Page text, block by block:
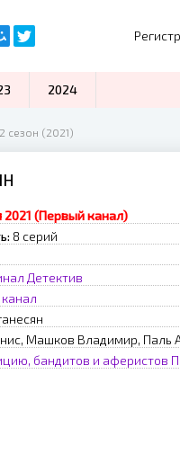
сезон (2021)
2021 (Первый канал)
8 серий
Детектив
Машков Владимир, Паль
бандитов и аферистов
2024